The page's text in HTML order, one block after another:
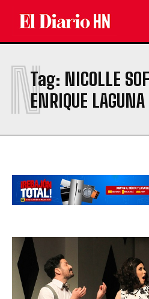
Tag: NICOLLE
ENRIQUE LAGUNA
N